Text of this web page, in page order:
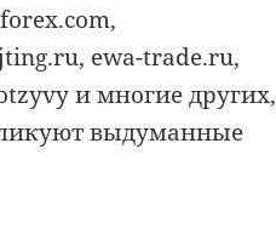
ewa-trade.ru,
и многие других,
выдуманные